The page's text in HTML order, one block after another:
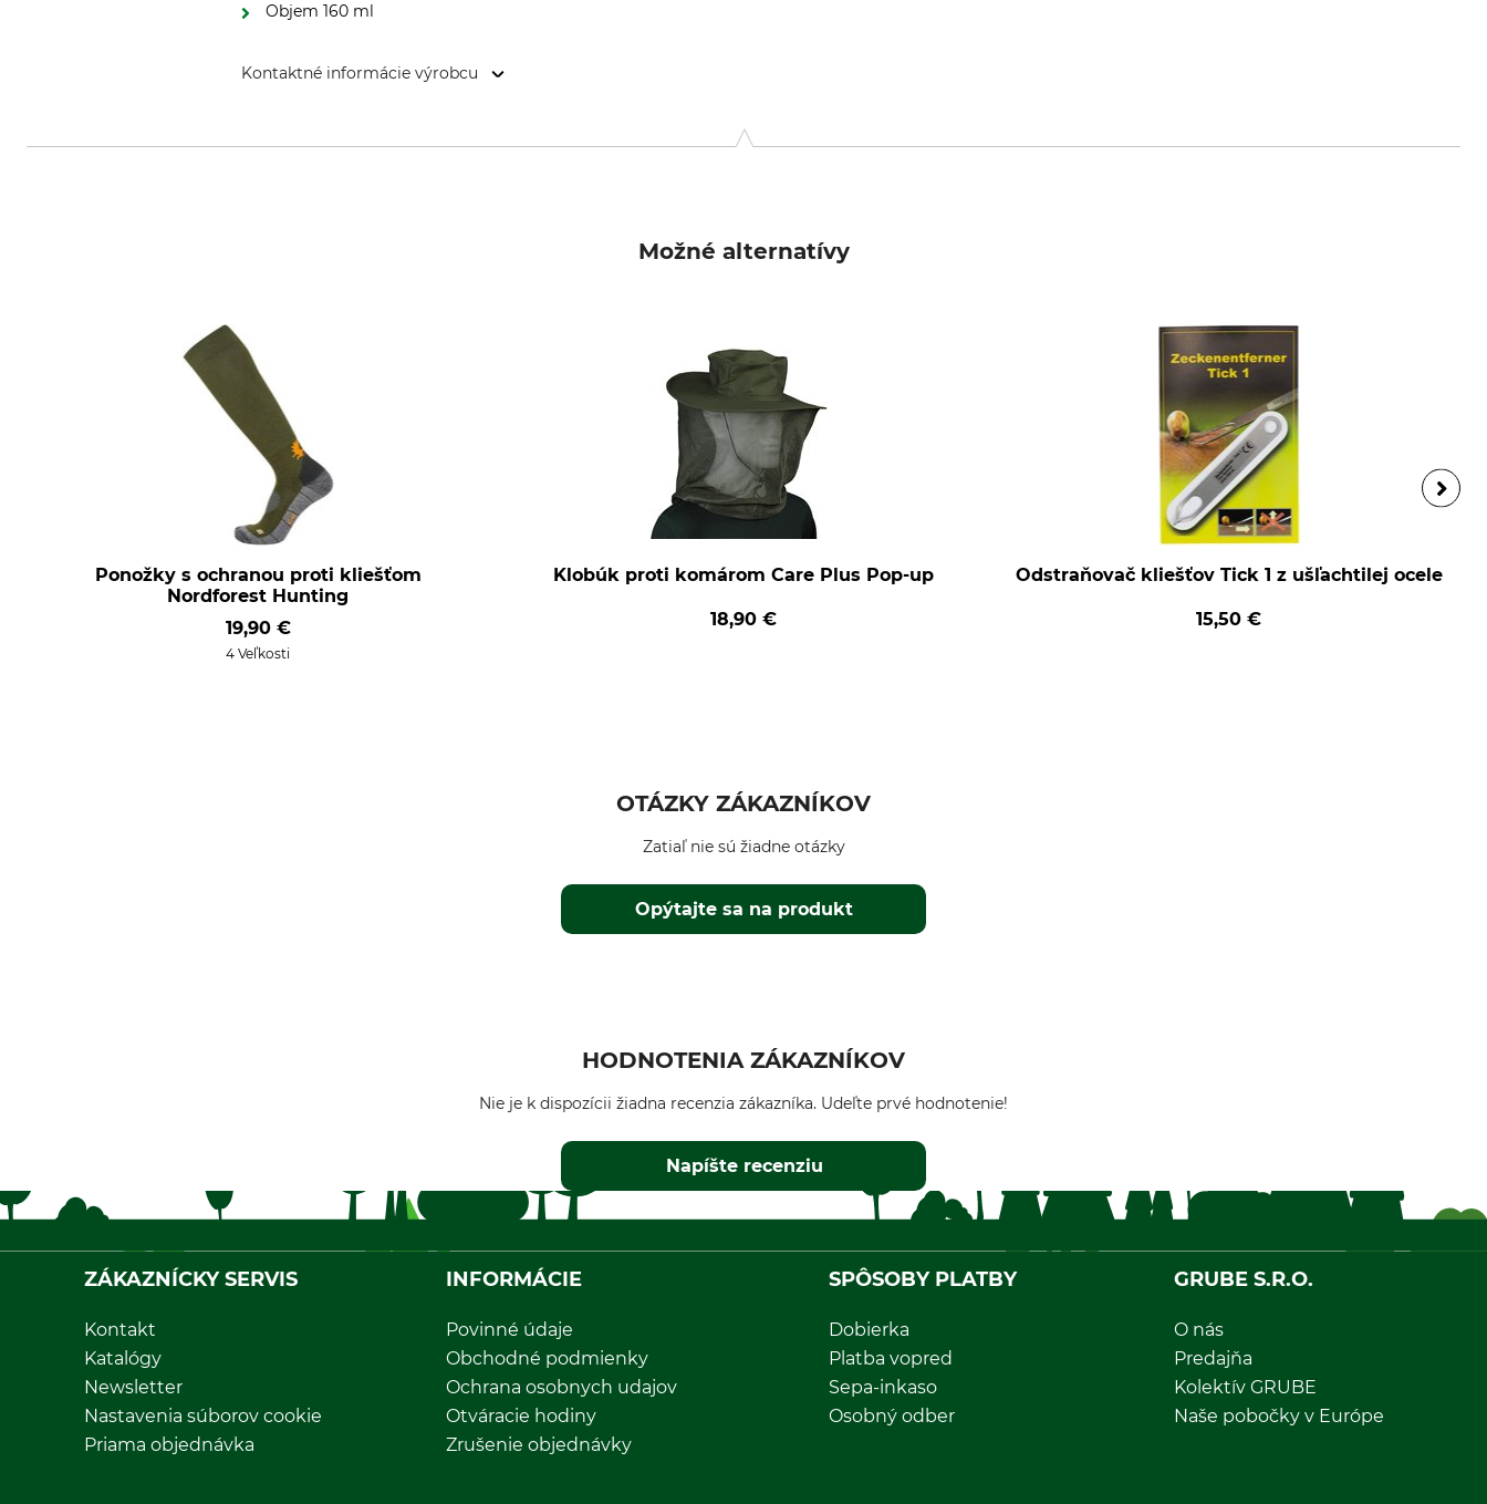
Objem 160 ml
Kontaktné informácie výrobcu
Možné alternatívy
Ponožky s ochranou proti kliešťom
Nordforest Hunting
19,90 €
4 Veľkosti
Klobúk proti komárom Care Plus Pop-up
18,90 €
Odstraňovač kliešťov Tick 1 z ušľachtilej ocele
15,50 €
OTÁZKY ZÁKAZNÍKOV
Opýtajte sa na produkt
Zatiaľ nie sú žiadne otázky
HODNOTENIA ZÁKAZNÍKOV
Nie je k dispozícii žiadna recenzia zákazníka. Udeľte prvé hodnotenie!
Napíšte recenziu
ZÁKAZNÍCKY SERVIS
Kontakt
Katalógy
Newsletter
Nastavenia súborov cookie
Priama objednávka
INFORMÁCIE
Povinné údaje
Obchodné podmienky
Ochrana osobnych udajov
Otváracie hodiny
Zrušenie objednávky
SPÔSOBY PLATBY
Dobierka
Platba vopred
Sepa-inkaso
Osobný odber
GRUBE S.R.O.
O nás
Predajňa
Kolektív GRUBE
Naše pobočky v Európe